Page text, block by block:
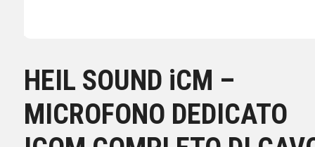
HEIL SOUND iCM –
MICROFONO DEDICATO